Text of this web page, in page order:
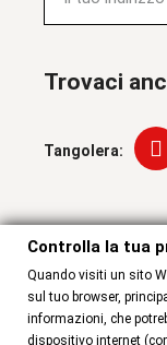
Trovaci
Tangolera:
Controlla la
Controlla la tua
Quando visiti un sito
sul tuo browser,
informazioni, che
dispositivo internet